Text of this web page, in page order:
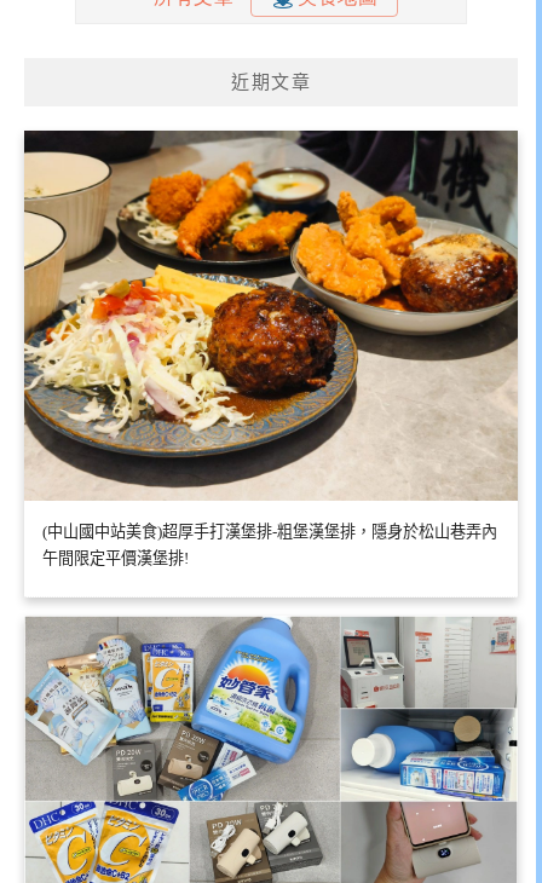
近期文章
(中山國中站美食)超厚手打漢堡排-粗堡漢堡排，隱身於松山巷弄內
午間限定平價漢堡排!